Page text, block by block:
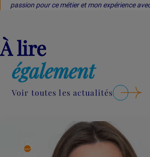
passion pour ce métier et mon expérience
À lire
également
Voir toutes les actualités
Lire plus